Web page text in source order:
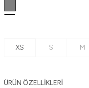
XS S M
ÜRÜN ÖZELLIKLERI